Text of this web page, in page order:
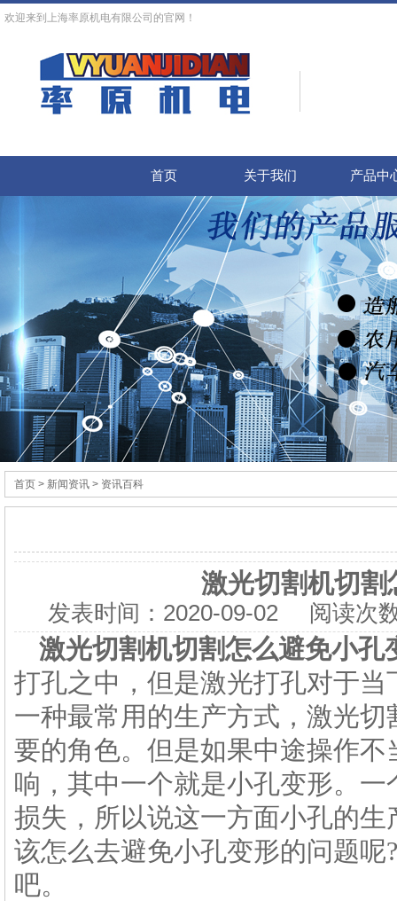
欢迎来到上海率原机电有限公司的官网！
首页 关于我们 产品中
首页 > 新闻资讯 > 资讯百科
激光切割机切割
发表时间： 2020-09-02 阅读次
激光切割机切割怎么避免小孔
打孔之中，但是激光打孔对于
一种最常用的生产方式，激光
要的角色。但是如果中途操作
响，其中一个就是小孔变形。
损失，所以说这一方面小孔的
该怎么去避免小孔变形的问题呢
吧。